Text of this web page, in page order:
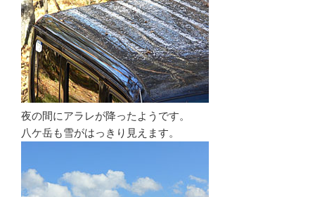
夜の間にアラレが降ったようです。
八ケ岳も雪がはっきり見えます。